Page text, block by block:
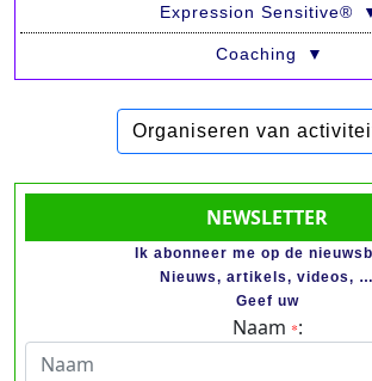
Expression Sensitive®
Coaching ▼
Organiseren van
NEWSLETTER
Ik abonneer me op de
Nieuws, artikels, videos, …
Geef uw
Naam *: